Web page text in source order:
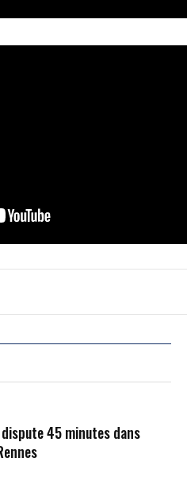
45 minutes dans